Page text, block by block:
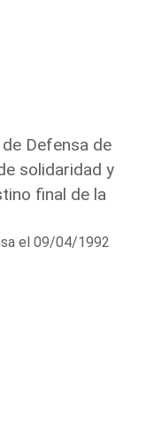
Defensa de
solidaridad y
final de la
el 09/04/1992